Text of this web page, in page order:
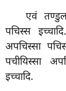
एवं
पचिस्स
अपचिस्सा
पचीयिस्सा
इच्चादि.